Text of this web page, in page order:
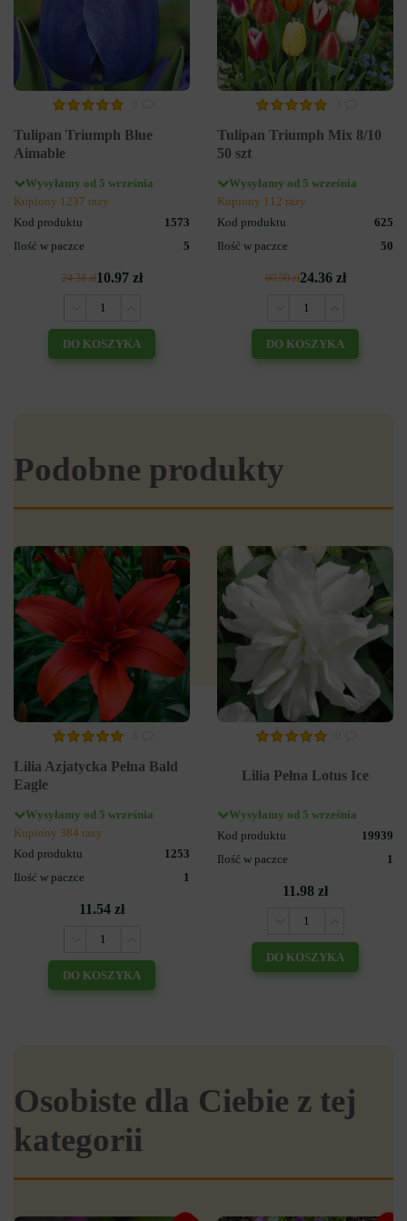
Tulipan Triumph Blue
Aimable
Wysyłamy od 5 września
Kupiony 1237 razy
Kod produktu
1573
Ilość w paczce
5
24.38 zł10.97 zł
DO KOSZYKA
Tulipan Triumph Mix 8/10
50 szt
Wysyłamy od 5 września
Kupiony 112 razy
Kod produktu
625
Ilość w paczce
50
60.90 zł24.36 zł
DO KOSZYKA
Podobne produkty
Lilia Azjatycka Pełna Bald
Eagle
Wysyłamy od 5 września
Kupiony 384 razy
Kod produktu
1253
Ilość w paczce
1
11.54 zł
DO KOSZYKA
Lilia Pełna Lotus Ice
Wysyłamy od 5 września
Kod produktu
19939
Ilość w paczce
1
11.98 zł
DO KOSZYKA
Osobiste dla Ciebie z tej
kategorii